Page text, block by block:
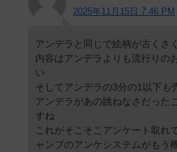
2025年11月15日 7:46 PM
アンデラと同じで絵柄が古くさ
内容はアンデラよりも流行りの
い
そしてアンデラの3分の1以下も
アンデラがあの跳ねなさだった
すね
これがそこそこアンケート取れ
ャンプのアンケシステムがもう